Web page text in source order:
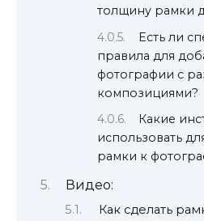
толщину рамки
Есть ли
правила для
фотографии с
композициями?
Какие
использовать
рамки к
Видео:
Как сделать